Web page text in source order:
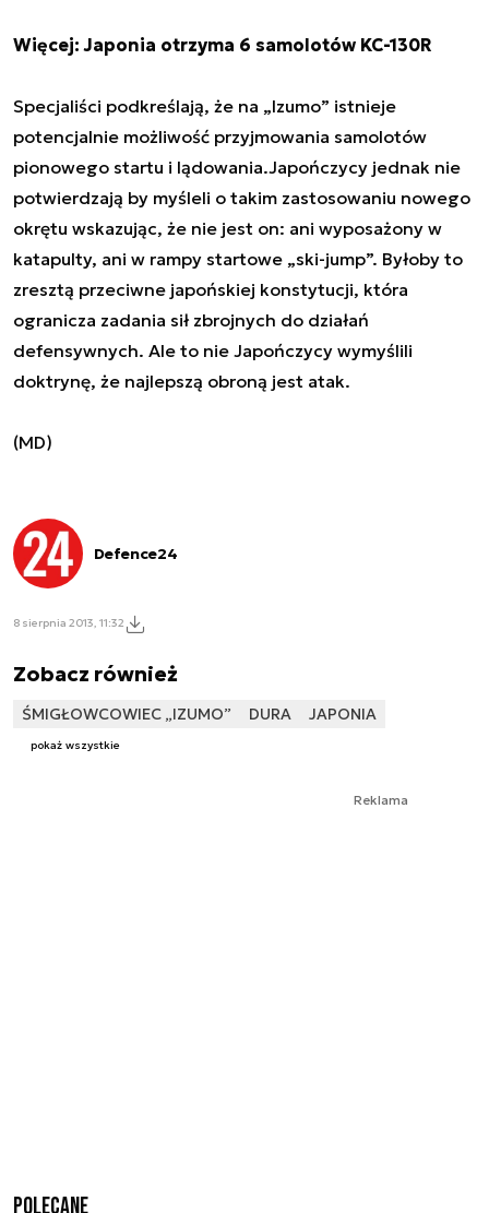
Więcej: Japonia otrzyma 6 samolotów KC-130R
Specjaliści podkreślają, że na „Izumo” istnieje
potencjalnie możliwość przyjmowania samolotów
pionowego startu i lądowania.Japończycy jednak nie
potwierdzają by myśleli o takim zastosowaniu nowego
okrętu wskazując, że nie jest on: ani wyposażony w
katapulty, ani w rampy startowe „ski-jump”. Byłoby to
zresztą przeciwne japońskiej konstytucji, która
ogranicza zadania sił zbrojnych do działań
defensywnych. Ale to nie Japończycy wymyślili
doktrynę, że najlepszą obroną jest atak.
(MD)
Defence24
8 sierpnia 2013, 11:32
Zobacz również
ŚMIGŁOWCOWIEC „IZUMO” DURA JAPONIA
pokaż wszystkie
Reklama